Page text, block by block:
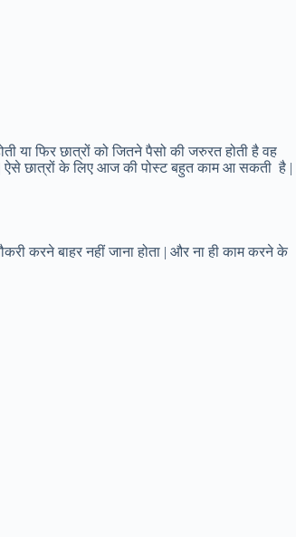
या फिर छात्रों को जितने पैसो की जरुरत होती है वह
ऐसे छात्रों के लिए आज की पोस्ट बहुत काम आ सकती है |
करने बाहर नहीं जाना होता | और ना ही काम करने के